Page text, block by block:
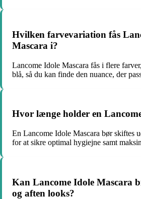
Hvilken farvevariation fås
Mascara i?
Lancome Idole Mascara fås i flere
blå, så du kan finde den nuance, der
Hvor længe holder en
En Lancome Idole Mascara bør skiftes
for at sikre optimal hygiejne samt
Kan Lancome Idole Mascara
og aften looks?